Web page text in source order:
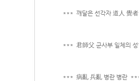
*** 깨달은 선각자 道人 覺
*** 君師父 군사부 일체의
*** 病亂 兵亂 병란 병란